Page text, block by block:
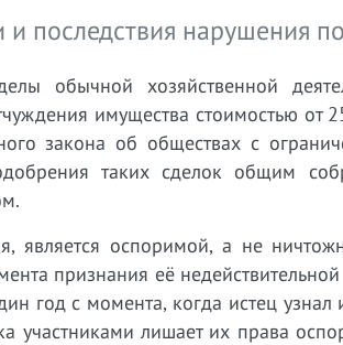
последствия нарушения
обычной хозяйственной
имущества стоимостью от
закона об обществах с
одобрения таких сделок общим
является оспоримой, а не
признания её
год с момента, когда истец
участниками лишает их права